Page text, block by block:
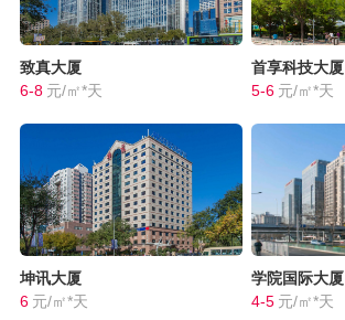
致真大厦
6-8 元/㎡*天
首享科技大厦
5-6 元/㎡*天
坤讯大厦
6 元/㎡*天
学院国际大厦
4-5 元/㎡*天